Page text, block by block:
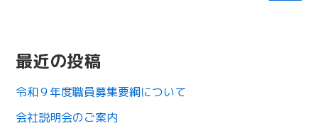
最近の投稿
令和９年度職員募集要綱について
会社説明会のご案内